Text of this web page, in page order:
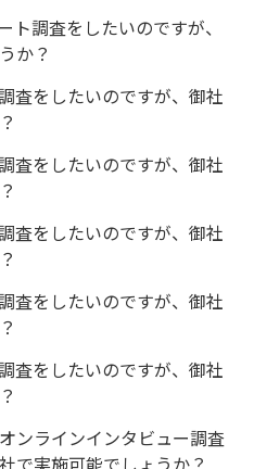
ト調査をしたいのですが、
か？
査をしたいのですが、御社
査をしたいのですが、御社
査をしたいのですが、御社
査をしたいのですが、御社
査をしたいのですが、御社
ンラインインタビュー調査